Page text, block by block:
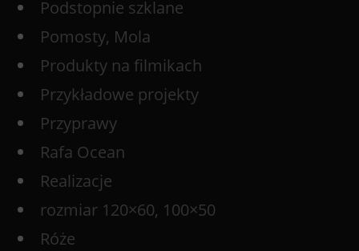
Podstopnie szklane
Pomosty, Mola
Produkty na filmikach
Przykładowe projekty
Przyprawy
Rafa Ocean
Realizacje
rozmiar 120×60, 100×50
Róże